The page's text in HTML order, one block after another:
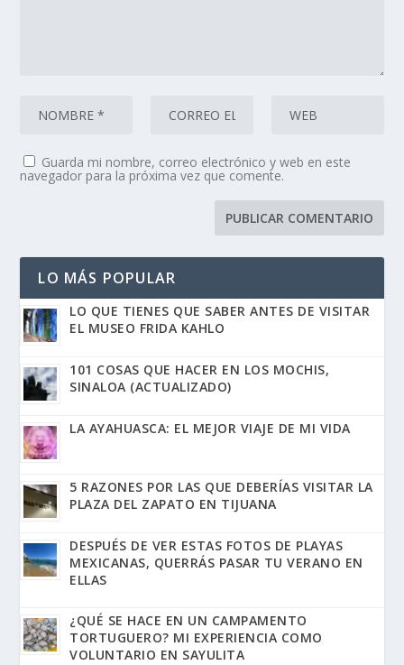
Guarda mi nombre, correo electrónico y web en este
navegador para la próxima vez que comente.
LO MÁS POPULAR
LO QUE TIENES QUE SABER ANTES DE VISITAR
EL MUSEO FRIDA KAHLO
101 COSAS QUE HACER EN LOS MOCHIS,
SINALOA (ACTUALIZADO)
LA AYAHUASCA: EL MEJOR VIAJE DE MI VIDA
5 RAZONES POR LAS QUE DEBERÍAS VISITAR LA
PLAZA DEL ZAPATO EN TIJUANA
DESPUÉS DE VER ESTAS FOTOS DE PLAYAS
MEXICANAS, QUERRÁS PASAR TU VERANO EN
ELLAS
¿QUÉ SE HACE EN UN CAMPAMENTO
TORTUGUERO? MI EXPERIENCIA COMO
VOLUNTARIO EN SAYULITA